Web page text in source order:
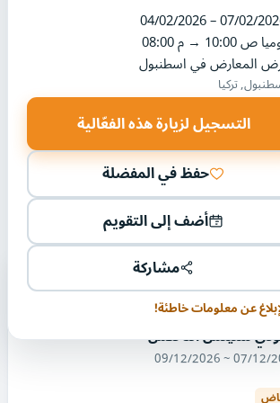
04/02/2026 – 07/02/
10:00 ص →08:00 م
المعارض في اسطنبول
تركيا
التسجيل لزيارة هذه الفعّالية
حفظ في المفضلة
أضف إلى التقويم
مشاركة
عن معلومات خاطئة!
أخرى في مجال الملابس
والجلود
ستيتش آند تكس
07/12/2026 ~